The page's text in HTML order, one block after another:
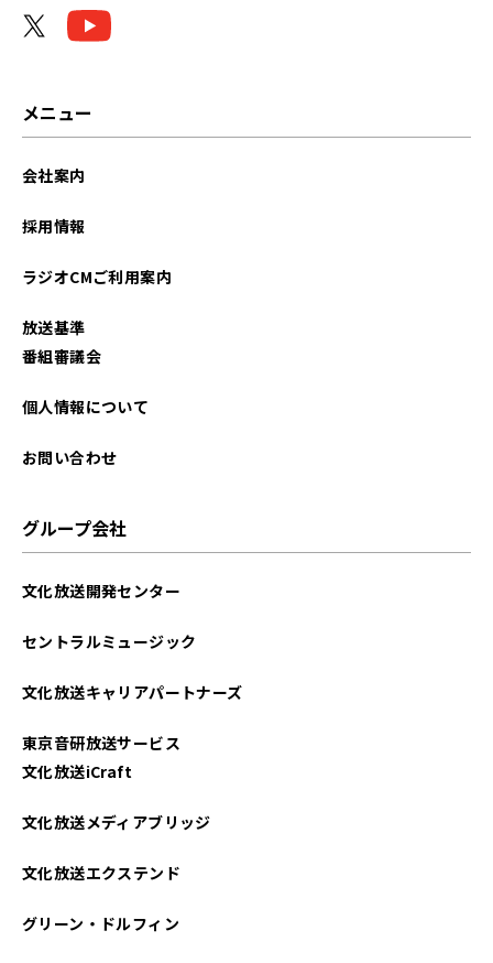
メニュー
会社案内
採用情報
ラジオCMご利用案内
放送基準
番組審議会
個人情報について
お問い合わせ
グループ会社
文化放送開発センター
セントラルミュージック
文化放送キャリアパートナーズ
東京音研放送サービス
文化放送iCraft
文化放送メディアブリッジ
文化放送エクステンド
グリーン・ドルフィン